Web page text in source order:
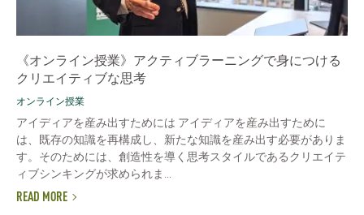
《オンライン授業》アクティブラーニングで身につける
クリエイティブな思考
オンライン授業
アイディアを産み出すためには アイディアを産み出すために
は、既存の知識を再構成し、新たな知識を産み出す必要がありま
す。そのためには、創造性を導く思考スタイルであるクリエイテ
ィブシンキングが求められま...
READ MORE